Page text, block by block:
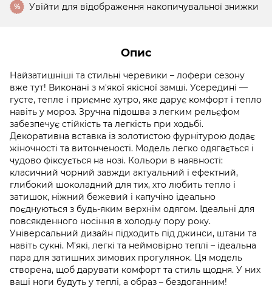
% Увійти для відображення накопичувальної знижки
Опис
Найзатишніші та стильні черевики – лофери сезону
вже тут! Виконані з м'якої якісної замші. Усередині —
густе, тепле і приємне хутро, яке дарує комфорт і тепло
навіть у мороз. Зручна підошва з легким рельєфом
забезпечує стійкість та легкість при ходьбі.
Декоративна вставка із золотистою фурнітурою додає
жіночності та витонченості. Модель легко одягається і
чудово фіксується на нозі. Кольори в наявності:
класичний чорний завжди актуальний і ефектний,
глибокий шоколадний для тих, хто любить тепло і
затишок, ніжний бежевий і капучіно ідеально
поєднуються з будь-яким верхнім одягом. Ідеальні для
повсякденного носіння в холодну пору року.
Універсальний дизайн підходить під джинси, штани та
навіть сукні. М'які, легкі та неймовірно теплі – ідеальна
пара для затишних зимових прогулянок. Ця модель
створена, щоб дарувати комфорт та стиль щодня. У них
ваші ноги будуть у теплі, а образ – бездоганним!